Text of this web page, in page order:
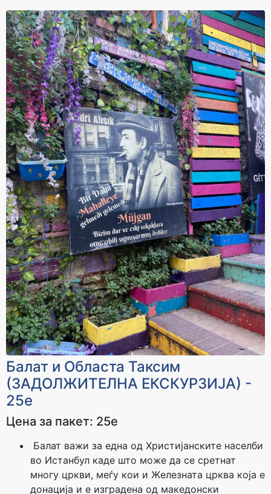
Cashback
800 ден
Cashback
1000 ден
За уплата
18.000 - 21.000 ден
Cashback
1200 ден
За уплата
21.000 - 24.000 ден
Cashback
1400 ден
За уплата
24.000 - 27.000 ден
Cashback
1600 ден
За уплата
27.000 - 30.000 ден
Cashback
1800 ден
За уплата
30.000 - 33.000 ден
Cashback
2000 ден
За уплата
33.000 - 36.000 ден
Cashback
2200 ден
За уплата
36.000 - 39.000 ден
Cashback
2400 ден
За уплата
39.000 - 42.000 ден
Cashback
2600 ден
За уплата
42.000 - 45.000 ден
Cashback
За уплата
45.000 - 65.000 ден
Cashback
65.000 - 85.000 ден
Cashback
3700 ден
над 85.000 ден
Cashback
4100 ден
Балат и Областа Таксим
(ЗАДОЛЖИТЕЛНА ЕКСКУРЗИЈА) -
25е
Цена за пакет: 25е
Балат важи за една од Христијанските населби
во Истанбул каде што може да се сретнат
многу цркви, меѓу кои и Железната црква која е
донација и е изградена од македонски